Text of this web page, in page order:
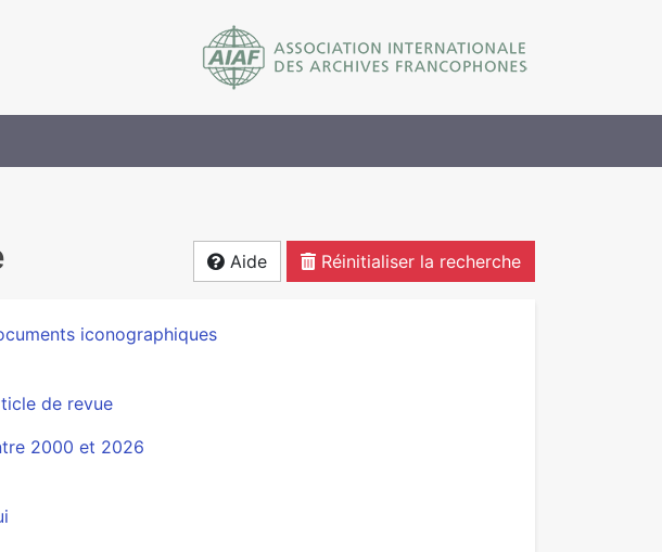
Aide Réinitialiser la recherche
iconographiques
de revue
2000 et 2026